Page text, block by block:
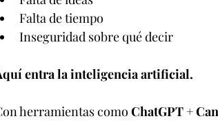
Falta de tiempo
Inseguridad sobre qué decir
entra la inteligencia artificial.
herramientas como ChatGPT +